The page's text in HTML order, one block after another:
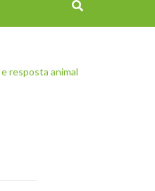
resposta animal